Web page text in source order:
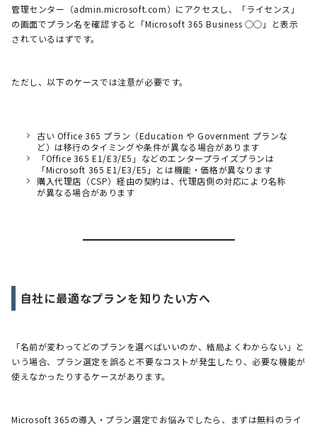
管理センター（admin.microsoft.com）にアクセスし、「ライセンス」
の画面でプラン名を確認すると「Microsoft 365 Business ○○」と表示
されているはずです。
ただし、以下のケースでは注意が必要です。
古い Office 365 プラン（Education や Government プランな
ど）は移行のタイミングや条件が異なる場合があります
「Office 365 E1/E3/E5」などのエンタープライズプランは
「Microsoft 365 E1/E3/E5」とは機能・価格が異なります
購入代理店（CSP）経由の契約は、代理店側の対応により名称
が異なる場合があります
自社に最適なプランを知りたい方へ
「名前が変わってどのプランを選べばいいのか、結局よくわからない」と
いう場合、プラン選定を誤ると不要なコストが発生したり、必要な機能が
使えなかったりするケースがあります。
Microsoft 365の導入・プラン選定でお悩みでしたら、まずは無料のライ